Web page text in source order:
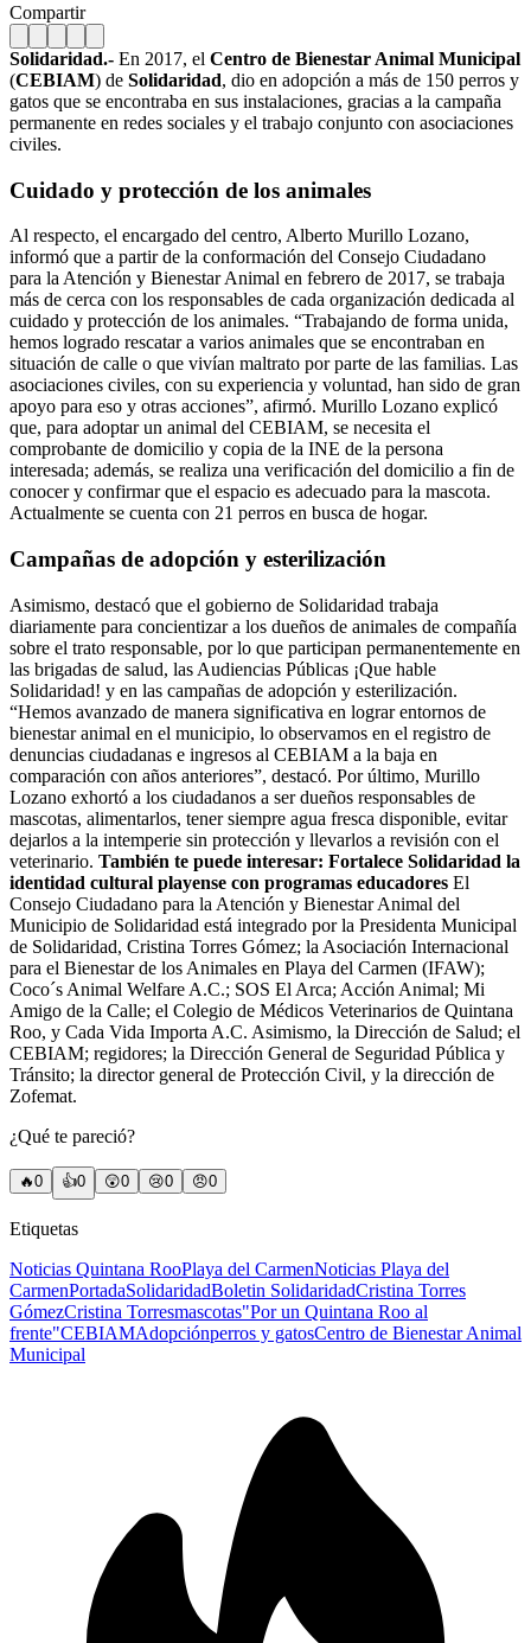
Compartir
Solidaridad.- En 2017, el Centro de Bienestar Animal Municipal
(CEBIAM) de Solidaridad, dio en adopción a más de 150 perros y
gatos que se encontraba en sus instalaciones, gracias a la campaña
permanente en redes sociales y el trabajo conjunto con asociaciones
civiles.
Cuidado y protección de los animales
Al respecto, el encargado del centro, Alberto Murillo Lozano,
informó que a partir de la conformación del Consejo Ciudadano
para la Atención y Bienestar Animal en febrero de 2017, se trabaja
más de cerca con los responsables de cada organización dedicada al
cuidado y protección de los animales. “Trabajando de forma unida,
hemos logrado rescatar a varios animales que se encontraban en
situación de calle o que vivían maltrato por parte de las familias. Las
asociaciones civiles, con su experiencia y voluntad, han sido de gran
apoyo para eso y otras acciones”, afirmó. Murillo Lozano explicó
que, para adoptar un animal del CEBIAM, se necesita el
comprobante de domicilio y copia de la INE de la persona
interesada; además, se realiza una verificación del domicilio a fin de
conocer y confirmar que el espacio es adecuado para la mascota.
Actualmente se cuenta con 21 perros en busca de hogar.
Campañas de adopción y esterilización
Asimismo, destacó que el gobierno de Solidaridad trabaja
diariamente para concientizar a los dueños de animales de compañía
sobre el trato responsable, por lo que participan permanentemente en
las brigadas de salud, las Audiencias Públicas ¡Que hable
Solidaridad! y en las campañas de adopción y esterilización.
“Hemos avanzado de manera significativa en lograr entornos de
bienestar animal en el municipio, lo observamos en el registro de
denuncias ciudadanas e ingresos al CEBIAM a la baja en
comparación con años anteriores”, destacó. Por último, Murillo
Lozano exhortó a los ciudadanos a ser dueños responsables de
mascotas, alimentarlos, tener siempre agua fresca disponible, evitar
dejarlos a la intemperie sin protección y llevarlos a revisión con el
veterinario. También te puede interesar: Fortalece Solidaridad la
identidad cultural playense con programas educadores El
Consejo Ciudadano para la Atención y Bienestar Animal del
Municipio de Solidaridad está integrado por la Presidenta Municipal
de Solidaridad, Cristina Torres Gómez; la Asociación Internacional
para el Bienestar de los Animales en Playa del Carmen (IFAW);
Coco´s Animal Welfare A.C.; SOS El Arca; Acción Animal; Mi
Amigo de la Calle; el Colegio de Médicos Veterinarios de Quintana
Roo, y Cada Vida Importa A.C. Asimismo, la Dirección de Salud; el
CEBIAM; regidores; la Dirección General de Seguridad Pública y
Tránsito; la director general de Protección Civil, y la dirección de
Zofemat.
¿Qué te pareció?
🔥0 👍0 😲0 😢0 😠0
Etiquetas
Noticias Quintana RooPlaya del CarmenNoticias Playa del
CarmenPortadaSolidaridadBoletin SolidaridadCristina Torres
GómezCristina Torresmascotas"Por un Quintana Roo al
frente"CEBIAMAdopciónperros y gatosCentro de Bienestar Animal
Municipal